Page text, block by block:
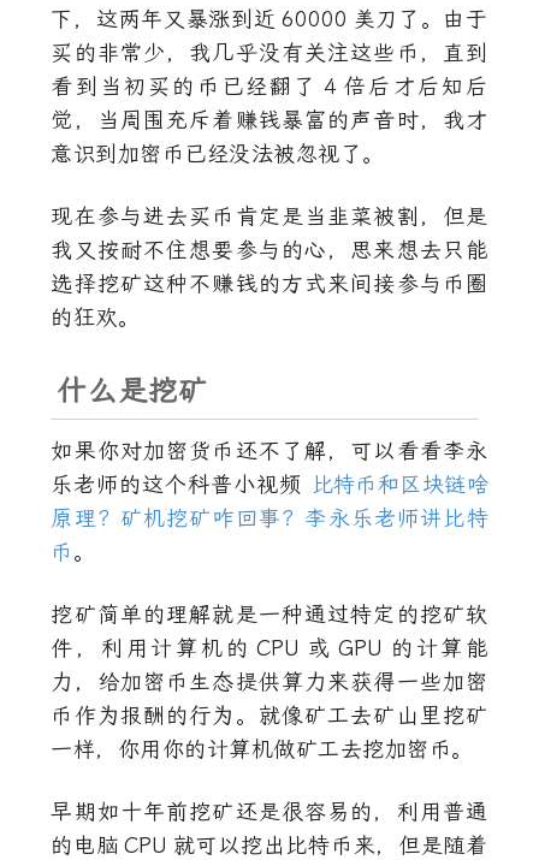
下，这两年又暴涨到近 60000 美刀了。由于
买的非常少，我几乎没有关注这些币，直到
看到当初买的币已经翻了 4 倍后才后知后
觉，当周围充斥着赚钱暴富的声音时，我才
意识到加密币已经没法被忽视了。
现在参与进去买币肯定是当韭菜被割，但是
我又按耐不住想要参与的心，思来想去只能
选择挖矿这种不赚钱的方式来间接参与币圈
的狂欢。
什么是挖矿
如果你对加密货币还不了解，可以看看李永
乐老师的这个科普小视频 比特币和区块链啥
原理？矿机挖矿咋回事？李永乐老师讲比特
币 。
挖矿简单的理解就是一种通过特定的挖矿软
件，利用计算机的 CPU 或 GPU 的计算能
力，给加密币生态提供算力来获得一些加密
币作为报酬的行为。就像矿工去矿山里挖矿
一样，你用你的计算机做矿工去挖加密币。
早期如十年前挖矿还是很容易的，利用普通
的电脑 CPU 就可以挖出比特币来，但是随着